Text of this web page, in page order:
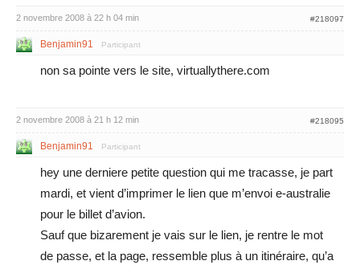
2 novembre 2008 à 22 h 04 min #218097
Benjamin91 Participant
non sa pointe vers le site, virtuallythere.com
2 novembre 2008 à 21 h 12 min #218095
Benjamin91 Participant
hey une derniere petite question qui me tracasse, je part
mardi, et vient d’imprimer le lien que m’envoi e-australie
pour le billet d’avion.
Sauf que bizarement je vais sur le lien, je rentre le mot
de passe, et la page, ressemble plus à un itinéraire, qu’a